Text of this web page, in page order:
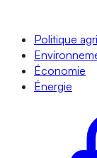
Politique
Économie
Énergie